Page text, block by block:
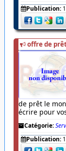
Publication:
offre de
de prêt le
écrire pour
Catégorie:
Publication: